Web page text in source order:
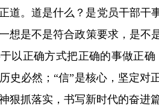
道。道是什么？是党员干部干
想是不是符合政策要求，是不
以正确方式把正确的事做正
史必然；“信”是核心，坚定
狠抓落实，书写新时代的奋进篇